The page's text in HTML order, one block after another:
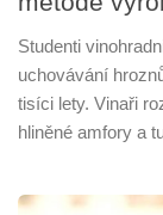
Studenti
uchovávání
tisíci lety. Vinaři
hliněné amfory a